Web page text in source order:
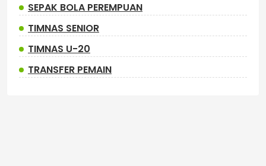
SEPAK BOLA PEREMPUAN
TIMNAS SENIOR
TIMNAS U-20
TRANSFER PEMAIN